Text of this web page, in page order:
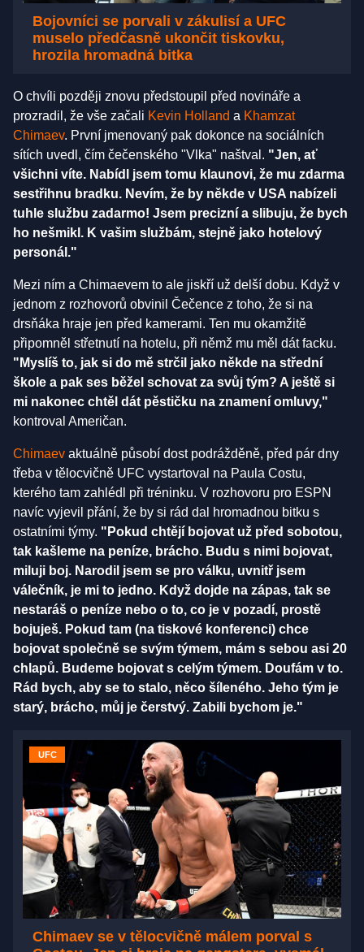
Bojovníci se porvali v zákulisí a UFC
muselo předčasně ukončit tiskovku,
hrozila hromadná bitka
O chvíli později znovu předstoupil před novináře a
prozradil, že vše začali Kevin Holland a Khamzat
Chimaev. První jmenovaný pak dokonce na sociálních
sítích uvedl, čím čečenského "Vlka" naštval. "Jen, ať
všichni víte. Nabídl jsem tomu klaunovi, že mu zdarma
sestřihnu bradku. Nevím, že by někde v USA nabízeli
tuhle službu zadarmo! Jsem precizní a slibuju, že bych
ho nešmikl. K vašim službám, stejně jako hotelový
personál."
Mezi ním a Chimaevem to ale jiskří už delší dobu. Když v
jednom z rozhovorů obvinil Čečence z toho, že si na
drsňáka hraje jen před kamerami. Ten mu okamžitě
připomněl střetnutí na hotelu, při němž mu měl dát facku.
"Myslíš to, jak si do mě strčil jako někde na střední
škole a pak ses běžel schovat za svůj tým? A ještě si
mi nakonec chtěl dát pěstičku na znamení omluvy,"
kontroval Američan.
Chimaev aktuálně působí dost podrážděně, před pár dny
třeba v tělocvičně UFC vystartoval na Paula Costu,
kterého tam zahlédl při tréninku. V rozhovoru pro ESPN
navíc vyjevil přání, že by si rád dal hromadnou bitku s
ostatními týmy. "Pokud chtějí bojovat už před sobotou,
tak kašleme na peníze, brácho. Budu s nimi bojovat,
miluji boj. Narodil jsem se pro válku, uvnitř jsem
válečník, je mi to jedno. Když dojde na zápas, tak se
nestaráš o peníze nebo o to, co je v pozadí, prostě
bojuješ. Pokud tam (na tiskové konferenci) chce
bojovat společně se svým týmem, mám s sebou asi 20
chlapů. Budeme bojovat s celým týmem. Doufám v to.
Rád bych, aby se to stalo, něco šíleného. Jeho tým je
starý, brácho, můj je čerstvý. Zabili bychom je."
UFC
Chimaev se v tělocvičně málem porval s